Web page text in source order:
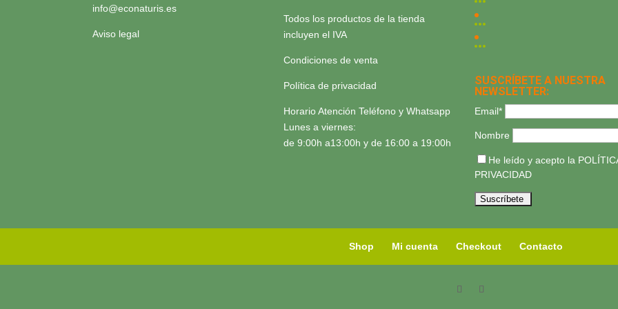
info@econaturis.es
Aviso legal
Todos los productos de la tienda
incluyen el IVA
Condiciones de venta
Política de privacidad
Horario Atención Teléfono y Whatsapp
Lunes a viernes:
de 9:00h a13:00h y de 16:00 a 19:00h
SUSCRÍBETE A NUESTRA
NEWSLETTER:
Email*
Nombre
He leído y acepto la
PRIVACIDAD
Shop Mi cuenta Checkout Contacto